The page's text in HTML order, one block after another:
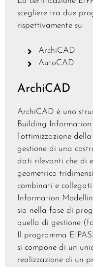
scegliere tra due
rispettivamente su:
ArchiCAD
AutoCAD
ArchiCAD
ArchiCAD è uno
Building
l’ottimizzazione
gestione di una
dati rilevanti che di
geometrico
combinati e
Information
sia nella fase di
quella di gestione
Il programma
si compone di un
realizzazione di un